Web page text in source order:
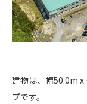
建物は、幅50.0m x
プです。